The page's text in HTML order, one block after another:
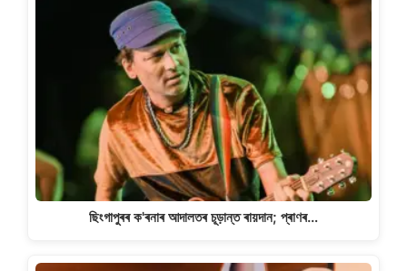
ছিংগাপুৰৰ ক'ৰনাৰ আদালতৰ চূড়ান্ত ৰায়দান; প্ৰাণৰ…